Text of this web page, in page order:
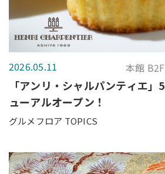
2026.05.11 本館
「アンリ・シャルパンティエ
ューアルオープン！
グルメフロア TOPICS